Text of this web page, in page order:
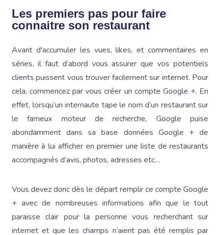
Les premiers pas pour faire
connaitre son restaurant
Avant d'accumuler les vues, likes, et commentaires en
séries, il faut d’abord vous assurer que vos potentiels
clients puissent vous trouver facilement sur internet. Pour
cela, commencez par vous créer un compte Google +. En
effet, lorsqu’un internaute tape le nom d’un restaurant sur
le fameux moteur de recherche, Google puise
abondamment dans sa base données Google + de
manière à lui afficher en premier une liste de restaurants
accompagnés d’avis, photos, adresses etc…
Vous devez donc dès le départ remplir ce compte Google
+ avec de nombreuses informations afin que le tout
paraisse clair pour la personne vous recherchant sur
internet et que les champs n’aient pas été remplis par